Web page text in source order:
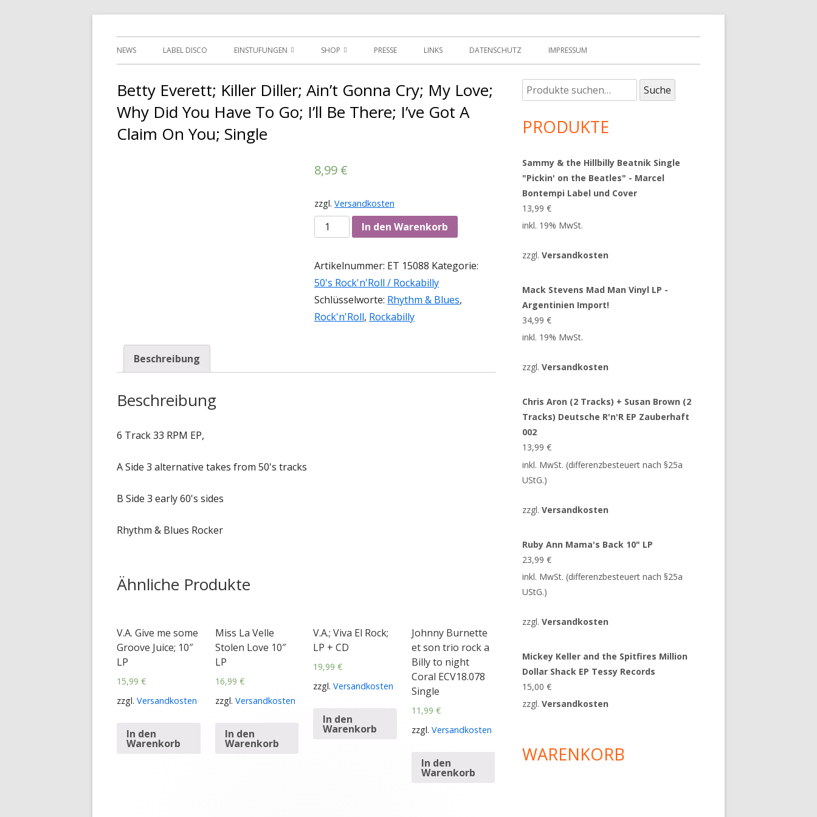
Tessy Records
Primäres
NEWS LABEL DISCO EINSTUFUNGEN SHOP PRESSE LINKS DATENSCHUTZ IMPRESSUM
Betty Everett; Killer Diller; Ain’t Gonna Cry; My Love;
Why Did You Have To Go; I’ll Be There; I’ve Got A
Claim On You; Single
8,99 €
zzgl. Versandkosten
Anzahl In den Warenkorb
Artikelnummer: ET 15088 Kategorie:
50's Rock'n'Roll / Rockabilly
Schlüsselworte: Rhythm & Blues,
Rock'n'Roll, Rockabilly
Beschreibung
Beschreibung
6 Track 33 RPM EP,
A Side 3 alternative takes from 50's tracks
B Side 3 early 60's sides
Rhythm & Blues Rocker
Ähnliche Produkte
V.A. Give me some
Groove Juice; 10″
LP
15,99 €
zzgl. Versandkosten
In den
Warenkorb
Miss La Velle
Stolen Love 10″
LP
16,99 €
zzgl. Versandkosten
In den
Warenkorb
V.A.; Viva El Rock;
LP + CD
19,99€
zzgl.Versandkosten
In den
Warenkorb
Johnny Burnette
et son trio rock a
Billy to night
Coral ECV18.078
Single
11,99 €
zzgl. Versandkosten
In den
Warenkorb
Haupt-
Seitenleiste
Suche
nach:
Suche
PRODUKTE
Sammy & the Hillbilly Beatnik Single
"Pickin' on the Beatles" - Marcel
Bontempi Label und Cover
13,99€
inkl. 19% MwSt.
zzgl.Versandkosten
Mack Stevens Mad Man Vinyl LP -
Argentinien Import!
34,99€
inkl. 19% MwSt.
zzgl.Versandkosten
Chris Aron (2 Tracks) + Susan Brown (2
Tracks) Deutsche R'n'R EP Zauberhaft
002
13,99€
inkl. MwSt. (differenzbesteuert nach §25a
UStG.)
zzgl.Versandkosten
Ruby Ann Mama's Back 10" LP
23,99€
inkl. MwSt. (differenzbesteuert nach §25a
UStG.)
zzgl.Versandkosten
Mickey Keller and the Spitfires Million
Dollar Shack EP Tessy Records
15,00€
zzgl.Versandkosten
WARENKORB